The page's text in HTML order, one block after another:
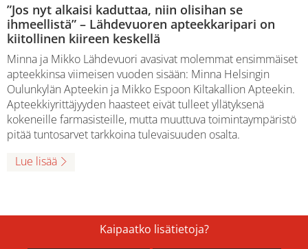
”Jos nyt alkaisi kaduttaa, niin olisihan se
ihmeellistä” – Lähdevuoren apteekkaripari on
kiitollinen kiireen keskellä
Minna ja Mikko Lähdevuori avasivat molemmat ensimmäiset
apteekkinsa viimeisen vuoden sisään: Minna Helsingin
Oulunkylän Apteekin ja Mikko Espoon Kiltakallion Apteekin.
Apteekkiyrittäjyyden haasteet eivät tulleet yllätyksenä
kokeneille farmasisteille, mutta muuttuva toimintaympäristö
pitää tuntosarvet tarkkoina tulevaisuuden osalta.
Lue lisää
Kaipaatko lisätietoja?